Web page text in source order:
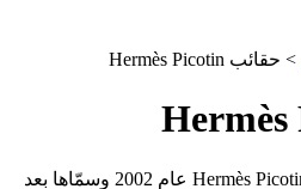
> حقائب Hermès Picotin
صمّم Vincent Achard حقيبة Hermès Picotin عام 2002 وسمّاها بعد